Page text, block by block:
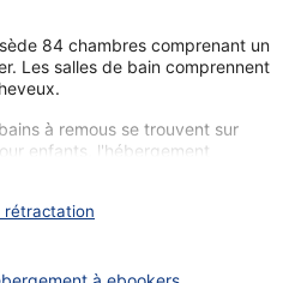
84 chambres comprenant un
Les salles de bain comprennent
à remous se trouvent sur
enfants, l'hébergement
de ski, un sauna et un centre
ci-dessous sont
rétractation